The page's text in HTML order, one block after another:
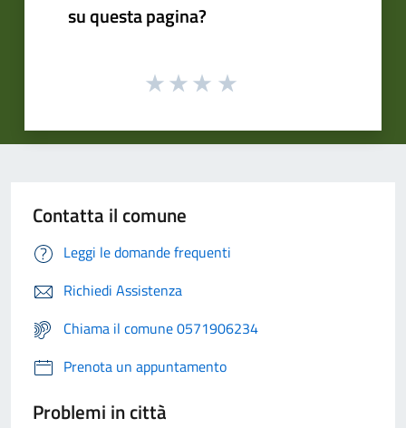
su questa pagina?
Contatta il comune
Leggi le domande frequenti
Richiedi Assistenza
Chiama il comune 0571906234
Prenota un appuntamento
Problemi in città